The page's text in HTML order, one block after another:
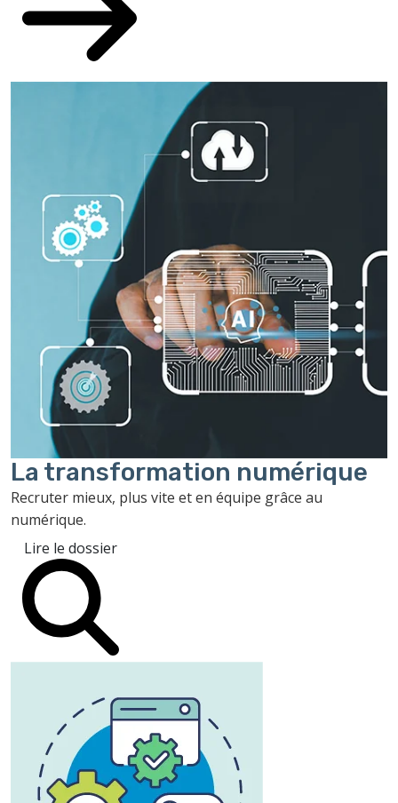
La transformation numérique
Recruter mieux, plus vite et en équipe grâce au
numérique.
Lire le dossier